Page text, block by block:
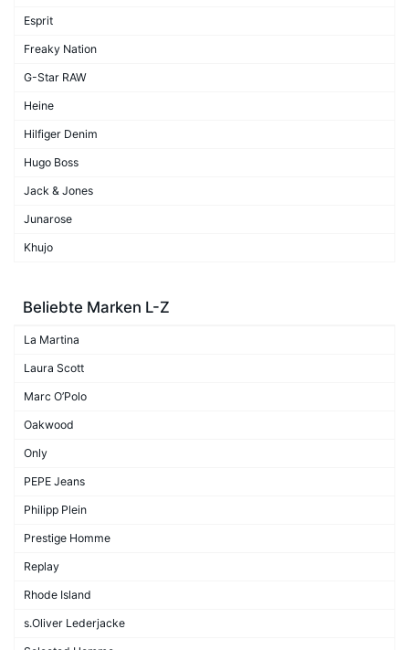
Esprit
Freaky Nation
G-Star RAW
Heine
Hilfiger Denim
Hugo Boss
Jack & Jones
Junarose
Khujo
Beliebte Marken L-Z
La Martina
Laura Scott
Marc O’Polo
Oakwood
Only
PEPE Jeans
Philipp Plein
Prestige Homme
Replay
Rhode Island
s.Oliver Lederjacke